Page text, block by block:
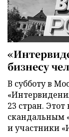
бизнесу
В субботу в
23 стран.
скандальным
и участники